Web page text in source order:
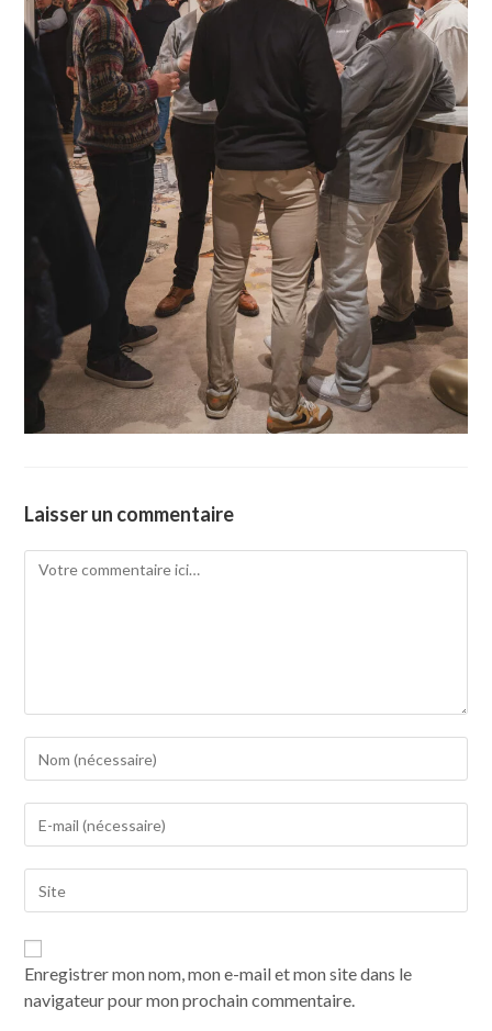
Laisser un commentaire
Enregistrer mon nom, mon e-mail et mon site dans le
navigateur pour mon prochain commentaire.